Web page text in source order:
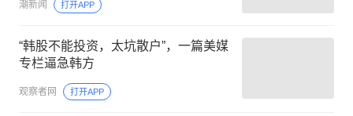
潮新闻 打开APP
“韩股不能投资，太坑散户”，一篇美媒
专栏逼急韩方
观察者网 打开APP